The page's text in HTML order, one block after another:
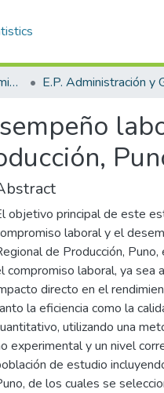
Facultad de Ciencias Administrativas
objetivo principal de este
laboral y el
de Producción,
compromiso laboral, ya sea
directo en el
la eficiencia como la
utilizando una
experimental y un nivel
de estudio
de los cuales se